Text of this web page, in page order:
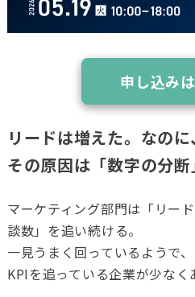
申し込み
リードは増えた。なのに
その原因は「数字の分断
マーケティング部門は「リー
談数」を追い続ける。
一見うまく回っているようで
KPIを追っている企業が少なく